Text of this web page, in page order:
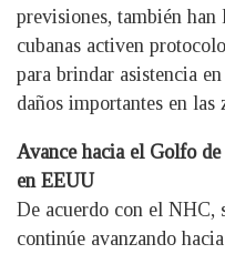
previsiones, también han
cubanas activen
para brindar asistencia
daños importantes en las
Avance hacia el Golfo
en EEUU
De acuerdo con el NHC,
continúe avanzando